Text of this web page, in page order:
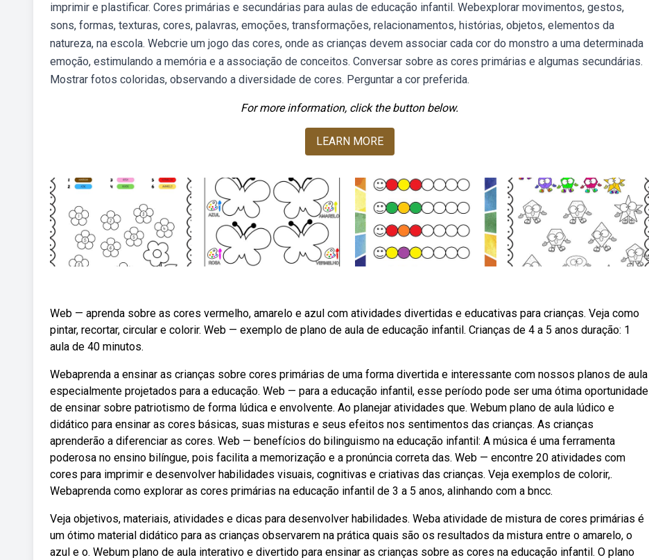
imprimir e plastificar. Cores primárias e secundárias para aulas de educação infantil. Webexplorar movimentos, gestos,
sons, formas, texturas, cores, palavras, emoções, transformações, relacionamentos, histórias, objetos, elementos da
natureza, na escola. Webcrie um jogo das cores, onde as crianças devem associar cada cor do monstro a uma determinada
emoção, estimulando a memória e a associação de conceitos. Conversar sobre as cores primárias e algumas secundárias.
Mostrar fotos coloridas, observando a diversidade de cores. Perguntar a cor preferida.
For more information, click the button below.
LEARN MORE
Web — aprenda sobre as cores vermelho, amarelo e azul com atividades divertidas e educativas para crianças. Veja como
pintar, recortar, circular e colorir. Web — exemplo de plano de aula de educação infantil. Crianças de 4 a 5 anos duração: 1
aula de 40 minutos.
Webaprenda a ensinar as crianças sobre cores primárias de uma forma divertida e interessante com nossos planos de aula
especialmente projetados para a educação. Web — para a educação infantil, esse período pode ser uma ótima oportunidade
de ensinar sobre patriotismo de forma lúdica e envolvente. Ao planejar atividades que. Webum plano de aula lúdico e
didático para ensinar as cores básicas, suas misturas e seus efeitos nos sentimentos das crianças. As crianças
aprenderão a diferenciar as cores. Web — benefícios do bilinguismo na educação infantil: A música é uma ferramenta
poderosa no ensino bilíngue, pois facilita a memorização e a pronúncia correta das. Web — encontre 20 atividades com
cores para imprimir e desenvolver habilidades visuais, cognitivas e criativas das crianças. Veja exemplos de colorir,.
Webaprenda como explorar as cores primárias na educação infantil de 3 a 5 anos, alinhando com a bncc.
Veja objetivos, materiais, atividades e dicas para desenvolver habilidades. Weba atividade de mistura de cores primárias é
um ótimo material didático para as crianças observarem na prática quais são os resultados da mistura entre o amarelo, o
azul e o. Webum plano de aula interativo e divertido para ensinar as crianças sobre as cores na educação infantil. O plano